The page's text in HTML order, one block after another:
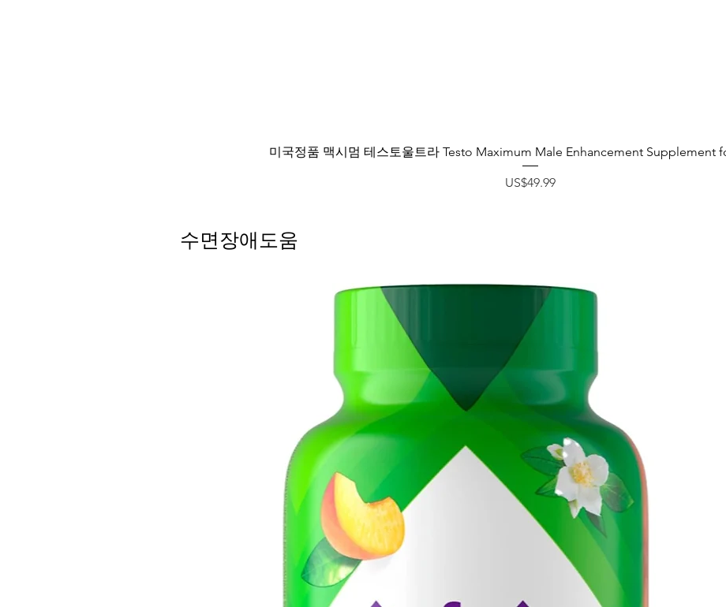
제품보기
미국정품 맥시멈 테스토울트라 Testo Maximum Male Enhancement Supplement
가격
US$49.99
수면장애도움